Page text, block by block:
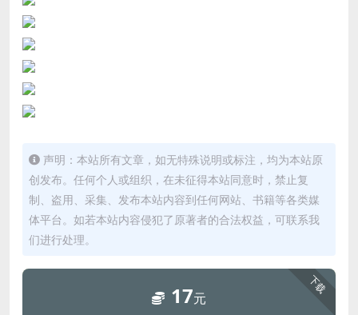
声明：本站所有文章，如无特殊说明或标注，均为本站原
创发布。任何个人或组织，在未征得本站同意时，禁止复
制、盗用、采集、发布本站内容到任何网站、书籍等各类媒
体平台。如若本站内容侵犯了原著者的合法权益，可联系我
们进行处理。
下载
17元